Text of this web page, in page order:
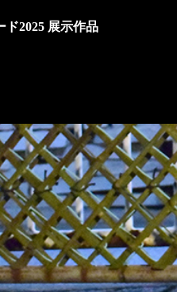
ド2025 展示作品